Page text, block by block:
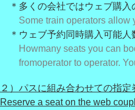
＊多くの会社ではウェブ購入
Some train operators allow
＊ウェブ予約同時購入可能人
Howmany seats you can
fromoperator to operator.
２）パスに組み合わせての指
Reserve a seat on the web